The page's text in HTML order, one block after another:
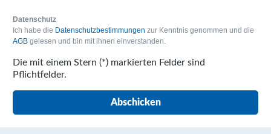
Datenschutz
Ich habe die Datenschutzbestimmungen zur Kenntnis genommen und die
AGB gelesen und bin mit ihnen einverstanden.
Die mit einem Stern (*) markierten Felder sind
Pflichtfelder.
Abschicken